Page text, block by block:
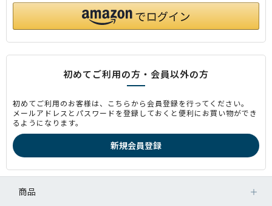
初めてご利用の方・会員以外の方
初めてご利用のお客様は、こちらから会員登録を行ってください。
メールアドレスとパスワードを登録しておくと便利にお買い物ができ
るようになります。
商品